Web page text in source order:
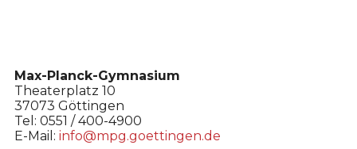
Max-Planck-Gymnasium
Theaterplatz 10
37073 Göttingen
Tel: 0551 / 400-4900
E-Mail: info@mpg.goettingen.de